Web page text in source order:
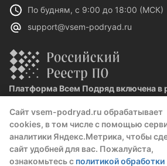
Сайт vsem-podryad.ru обрабатывает
cookies, в том числе с помощью
аналитики Яндекс.Метрика, чтобы
сайт удобней для вас. Пожалуйста,
ознакомьтесь с политикой обработки
По будням, с 9:00 до 18:00 (МСК)
support@vsem-podryad.ru
Платформа Всем Подряд включена в
Реестровая запись №32021 от 06.02.2026
Политика конфиденциальности